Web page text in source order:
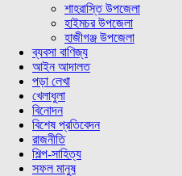
শাহরাস্তি উপজেলা
হাইমচর উপজেলা
হাজীগঞ্জ উপজেলা
ব্যবসা বাণিজ্য
আইন আদালত
পড়া লেখা
খেলাধুলা
বিনোদন
বিশেষ প্রতিবেদন
রাজনীতি
শিল্প-সাহিত্য
সফল মানুষ